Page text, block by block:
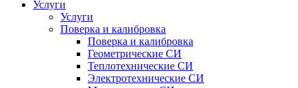
Услуги
Услуги
Поверка и калибровка
Поверка и калибровка
Геометрические СИ
Теплотехнические СИ
Электротехнические СИ